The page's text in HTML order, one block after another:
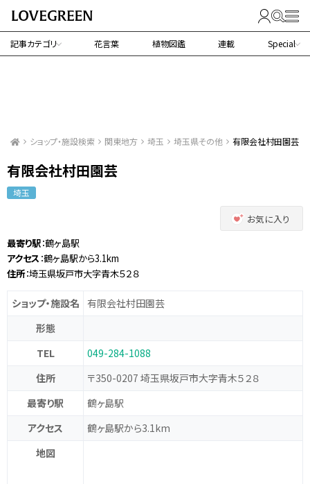
記事カテゴリ 花言葉 植物図鑑 連載 Special
ショップ・施設検索 関東地方 埼玉 埼玉県その他 有限会社村田園芸
有限会社村田園芸
埼玉
お気に入り
最寄り駅：鶴ヶ島駅
アクセス ：鶴ヶ島駅から3.1km
住所：埼玉県坂戸市大字青木５２８
ショップ・施設名 有限会社村田園芸
形態
TEL
049-284-1088
住所
〒350-0207 埼玉県坂戸市大字青木５２８
最寄り駅
鶴ヶ島駅
アクセス
鶴ヶ島駅から3.1km
地図